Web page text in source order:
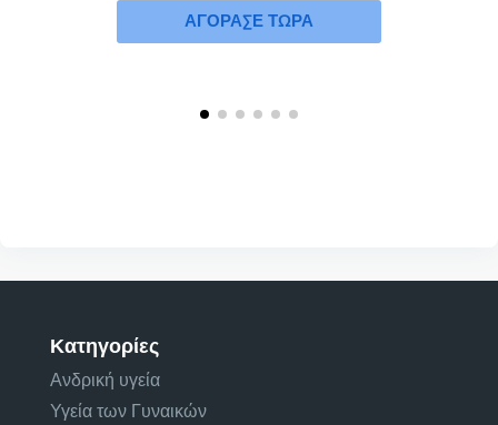
ΑΓΟΡΑΣΕ ΤΩΡΑ
Κατηγορίες
Ανδρική υγεία
Υγεία των Γυναικών